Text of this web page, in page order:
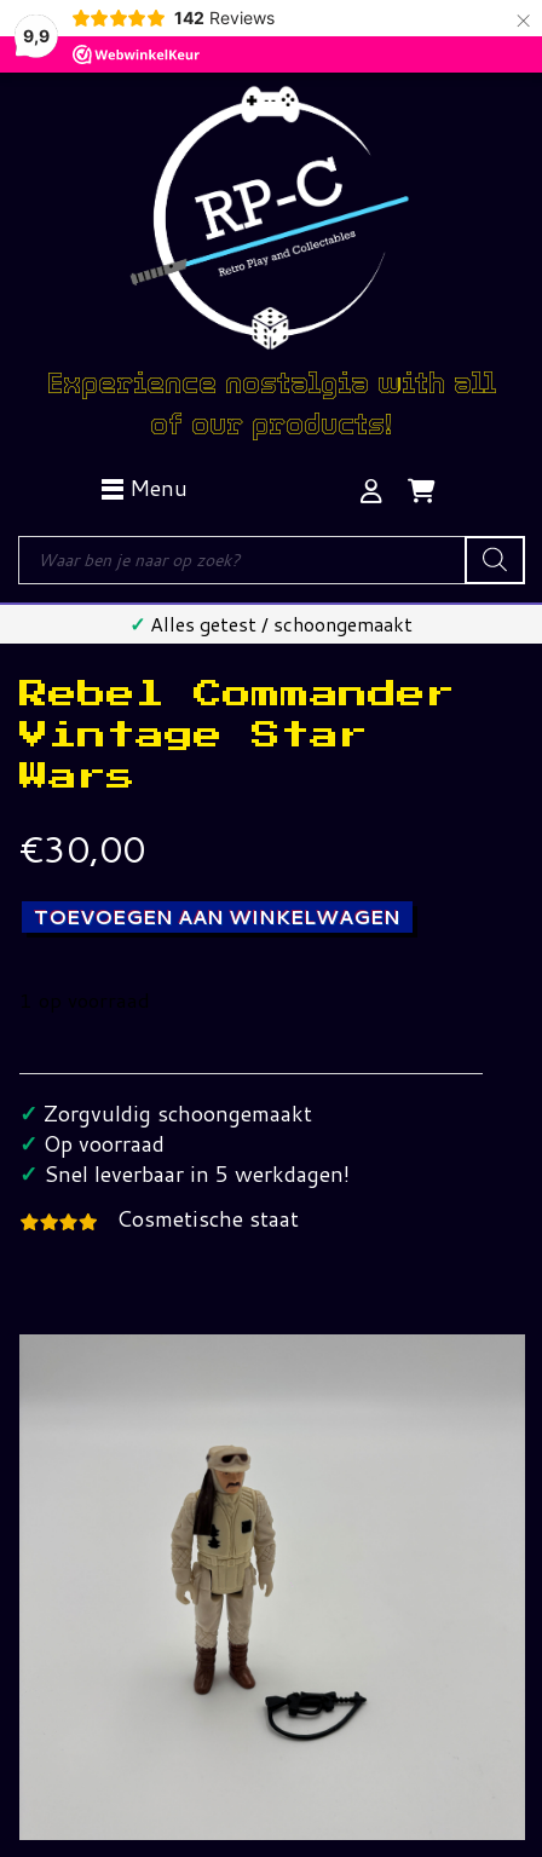
9,9
142 Reviews ×
Experience nostalgia with all
of our products!
Menu
Producten
zoeken
✓ Alles getest / schoongemaakt
Rebel Commander
Vintage Star
Wars
€30,00
TOEVOEGEN AAN WINKELWAGEN
1 op voorraad
Commander
Vintage
Star
Wars
✓ Zorgvuldig schoongemaakt
✓ Op voorraad
✓ Snel leverbaar in 5 werkdagen!
Cosmetische staat